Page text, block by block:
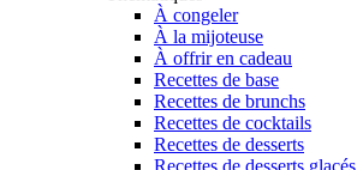
À congeler
À la mijoteuse
À offrir en cadeau
Recettes de base
Recettes de brunchs
Recettes de cocktails
Recettes de desserts
Recettes de desserts glacés